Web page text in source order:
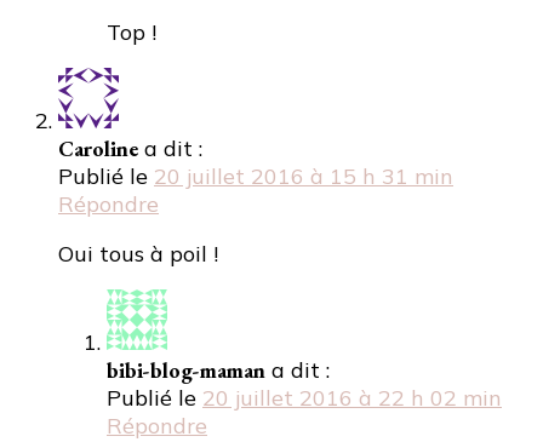
Top !
Caroline a dit :
Publié le 20 juillet 2016 à 15 h 31 min
Répondre
Oui tous à poil !
bibi-blog-maman a dit :
Publié le 20 juillet 2016 à 22 h 02 min
Répondre